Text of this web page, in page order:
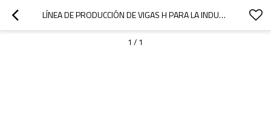
LÍNEA DE PRODUCCIÓN DE VIGAS H PARA LA INDUSTRIA DE INGENIERÍA OFFSHORE.
1 / 1